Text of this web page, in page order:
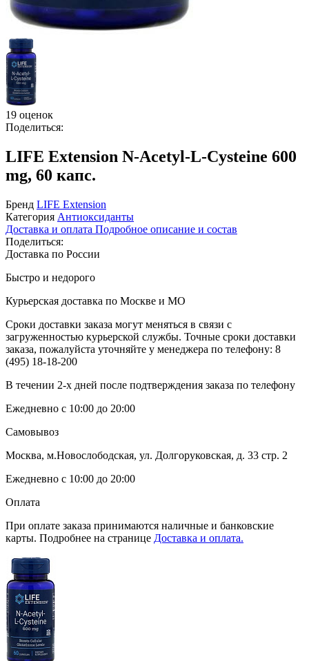
19 оценок
Поделиться:
LIFE Extension N-Acetyl-L-Cysteine 600
mg, 60 капс.
Бренд LIFE Extension
Категория Антиоксиданты
Доставка и оплата Подробное описание и состав
Поделиться:
Доставка по России
Быстро и недорого
Курьерская доставка по Москве и МО
Сроки доставки заказа могут меняться в связи с
загруженностью курьерской службы. Точные сроки доставки
заказа, пожалуйста уточняйте у менеджера по телефону: 8
(495) 18-18-200
В течении 2-х дней после подтверждения заказа по телефону
Ежедневно с 10:00 до 20:00
Самовывоз
Москва, м.Новослободская, ул. Долгоруковская, д. 33 стр. 2
Ежедневно с 10:00 до 20:00
Оплата
При оплате заказа принимаются наличные и банковские
карты. Подробнее на странице Доставка и оплата.